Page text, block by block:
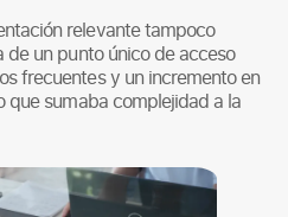
relevante tampoco
un punto único de acceso
frecuentes y un incremento en
que sumaba complejidad a la